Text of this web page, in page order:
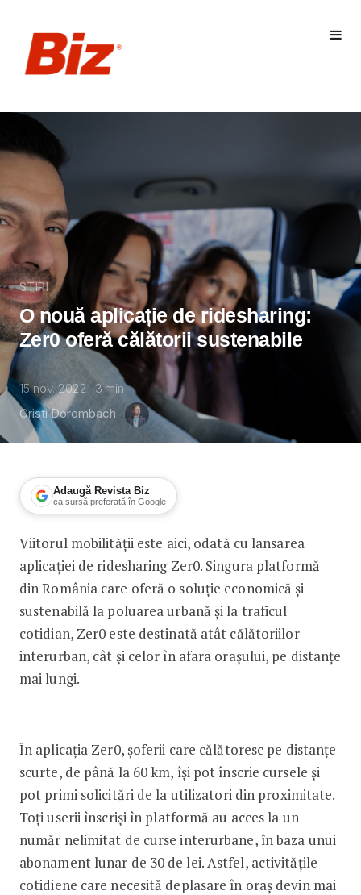
STIRI
O nouă aplicație de ridesharing:
Zer0 oferă călătorii sustenabile
15 nov. 2022 3 min
Cristi Dorombach
Adaugă Revista Biz
ca sursă preferată în Google
O nouă aplicație de ridesharing:
Viitorul mobilității este aici, odată cu lansarea
aplicației de ridesharing Zer0. Singura platformă
din România care oferă o soluție economică și
sustenabilă la poluarea urbană și la traficul
cotidian, Zer0 este destinată atât călătoriilor
interurban, cât și celor în afara orașului, pe distanțe
mai lungi.
În aplicația Zer0, șoferii care călătoresc pe distanțe
scurte, de până la 60 km, își pot înscrie cursele și
pot primi solicitări de la utilizatori din proximitate.
Toți userii înscriși în platformă au acces la un
număr nelimitat de curse interurbane, în baza unui
abonament lunar de 30 de lei. Astfel, activitățile
cotidiene care necesită deplasare în oraș devin mai